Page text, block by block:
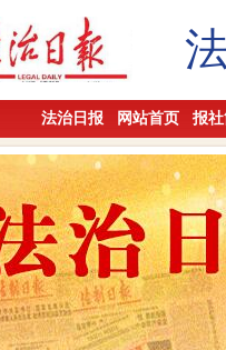
法治日报 网站首页 报